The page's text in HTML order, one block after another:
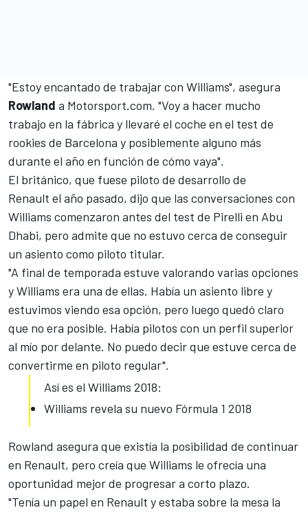
"Estoy encantado de trabajar con Williams", asegura
Rowland a Motorsport.com. "Voy a hacer mucho
trabajo en la fábrica y llevaré el coche en el test de
rookies de Barcelona y posiblemente alguno más
durante el año en función de cómo vaya".
El británico, que fuese piloto de desarrollo de
Renault el año pasado, dijo que las conversaciones con
Williams comenzaron antes del test de Pirelli en Abu
Dhabi, pero admite que no estuvo cerca de conseguir
un asiento como piloto titular.
"A final de temporada estuve valorando varias opciones
y Williams era una de ellas. Había un asiento libre y
estuvimos viendo esa opción, pero luego quedó claro
que no era posible. Había pilotos con un perfil superior
al mío por delante. No puedo decir que estuve cerca de
convertirme en piloto regular".
Así es el Williams 2018:
Williams revela su nuevo Fórmula 1 2018
Rowland asegura que existía la posibilidad de continuar
en Renault, pero creía que Williams le ofrecía una
oportunidad mejor de progresar a corto plazo.
"Tenía un papel en Renault y estaba sobre la mesa la